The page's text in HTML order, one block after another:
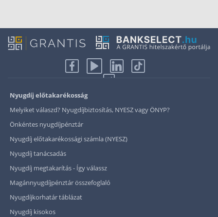
Nyugdíj előtakarékosság
Melyiket válaszd? Nyugdíjbiztosítás, NYESZ vagy ÖNYP?
Önkéntes nyugdíjpénztár
Nyugdíj előtakarékossági számla (NYESZ)
Nyugdíj tanácsadás
Nyugdíj megtakarítás - Így válassz
Magánnyugdíjpénztár összefoglaló
Nyugdíjkorhatár táblázat
Nyugdíj kisokos